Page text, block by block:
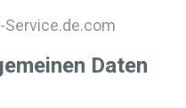
Daten